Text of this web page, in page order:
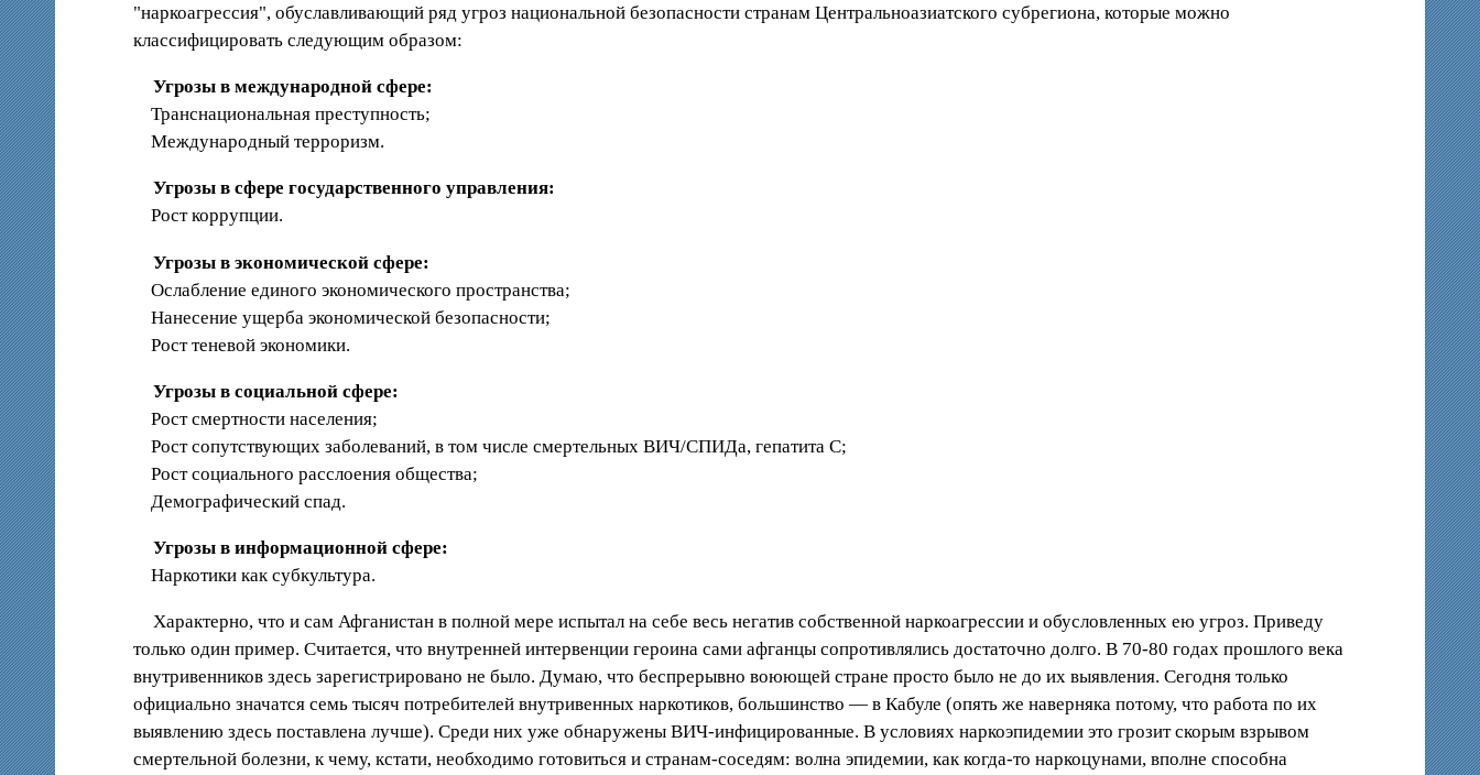
"наркоагрессия", обуславливающий ряд угроз национальной безопасности странам Центральноазиатского субрегиона, которые можно
классифицировать следующим образом:
Угрозы в международной сфере:
Транснациональная преступность;
Международный терроризм.
Угрозы в сфере государственного управления:
Рост коррупции.
Угрозы в экономической сфере:
Ослабление единого экономического пространства;
Нанесение ущерба экономической безопасности;
Рост теневой экономики.
Угрозы в социальной сфере:
Рост смертности населения;
Рост сопутствующих заболеваний, в том числе смертельных ВИЧ/СПИДа, гепатита С;
Рост социального расслоения общества;
Демографический спад.
Угрозы в информационной сфере:
Наркотики как субкультура.
Характерно, что и сам Афганистан в полной мере испытал на себе весь негатив собственной наркоагрессии и обусловленных ею угроз. Приведу
только один пример. Считается, что внутренней интервенции героина сами афганцы сопротивлялись достаточно долго. В 70-80 годах прошлого века
внутривенников здесь зарегистрировано не было. Думаю, что беспрерывно воюющей стране просто было не до их выявления. Сегодня только
официально значатся семь тысяч потребителей внутривенных наркотиков, большинство — в Кабуле (опять же наверняка потому, что работа по их
выявлению здесь поставлена лучше). Среди них уже обнаружены ВИЧ-инфицированные. В условиях наркоэпидемии это грозит скорым взрывом
смертельной болезни, к чему, кстати, необходимо готовиться и странам-соседям: волна эпидемии, как когда-то наркоцунами, вполне способна